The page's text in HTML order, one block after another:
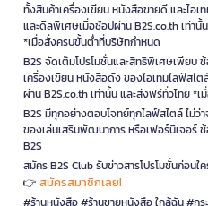
ทั้งสินค้าเครื่องเขียน หนังสือขายดี และไอ
และดีลพิเศษเมื่อช้อปผ่าน B2S.co.th เท่า
*เมื่อสั่งครบขั้นต่ำที่บริษัทกำหนด
B2S จัดเต็มโปรโมชั่นและสิทธิพิเศษเพียบ
เครื่องเขียน หนังสือดัง ของไอเทมไลฟ์ส
ผ่าน B2S.co.th เท่านั้น และส่งฟรีทั่วไทย *
B2S มีทุกอย่างตอบโจทย์ทุกไลฟ์สไตล์ ไม่ว่
ของเล่นเสริมพัฒนาการ หรือเฟอร์นิเจอร์
B2S
สมัคร B2S Club รับข่าวสารโปรโมชั่นก่อน
👉 สมัครสมาชิกเลย!
#ร้านหนังสือ #ร้านขายหนังสือ ใกล้ฉัน #ก